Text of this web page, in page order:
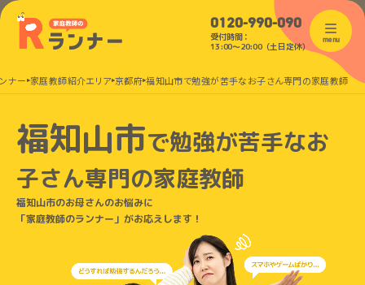
0120-990-090
受付時間：
13:00〜20:00（土日定休）
menu
ナー 家庭教師紹介エリア 京都府 福知山市で勉強が苦手なお子さん専門の家庭教師
福知山市で勉強が苦手なお
子さん専門の家庭教師
福知山市のお母さんのお悩みに
「家庭教師のランナー」がお応えします！